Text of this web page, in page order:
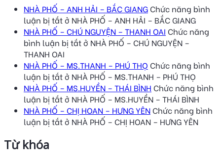
NHÀ PHỐ – ANH HẢI – BẮC GIANG Chức năng bình
luận bị tắtở NHÀ PHỐ – ANH HẢI – BẮC GIANG
NHÀ PHỐ – CHÚ NGUYỆN – THANH OAI Chức năng
bình luận bị tắtở NHÀ PHỐ – CHÚ NGUYỆN –
THANH OAI
NHÀ PHỐ – MS.THANH – PHÚ THỌ Chức năng bình
luận bị tắtở NHÀ PHỐ – MS.THANH – PHÚ THỌ
NHÀ PHỐ – MS.HUYỀN – THÁI BÌNH Chức năng bình
luận bị tắtở NHÀ PHỐ – MS.HUYỀN – THÁI BÌNH
NHÀ PHỐ – CHỊ HOAN – HƯNG YÊN Chức năng bình
luận bị tắtở NHÀ PHỐ – CHỊ HOAN – HƯNG YÊN
Từ khóa